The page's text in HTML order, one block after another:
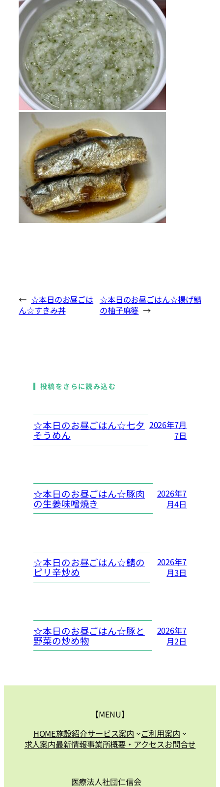
← ☆本日のお昼ごは
ん☆すきみ丼
☆本日のお昼ごはん☆揚げ鯖
の柚子麻婆 →
投稿をさらに読み込む
☆本日のお昼ごはん☆七夕
そうめん
2026年7月
7日
☆本日のお昼ごはん☆豚肉
の生姜味噌焼き
2026年7
月4日
☆本日のお昼ごはん☆鯖の
ピリ辛炒め
2026年7
月3日
☆本日のお昼ごはん☆豚と
野菜の炒め物
2026年7
月2日
【MENU】
HOME施設紹介サービス案内
ご利用案内
求人案内最新情報事業所概要・アクセスお問合せ
医療法人社団仁信会